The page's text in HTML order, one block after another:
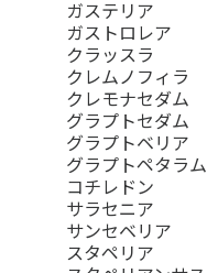
ガステリア
ガストロレア
クラッスラ
クレムノフィラ
クレモナセダム
グラプトセダム
グラプトベリア
グラプトペタラム
コチレドン
サラセニア
サンセベリア
スタペリア